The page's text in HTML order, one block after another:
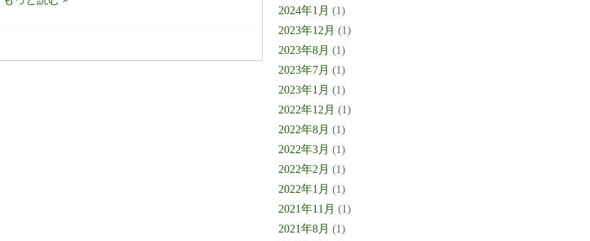
2024年1月 (1)
2023年12月 (1)
2023年8月 (1)
2023年7月 (1)
2023年1月 (1)
2022年12月 (1)
2022年8月 (1)
2022年3月 (1)
2022年2月 (1)
2022年1月 (1)
2021年11月 (1)
2021年8月 (1)